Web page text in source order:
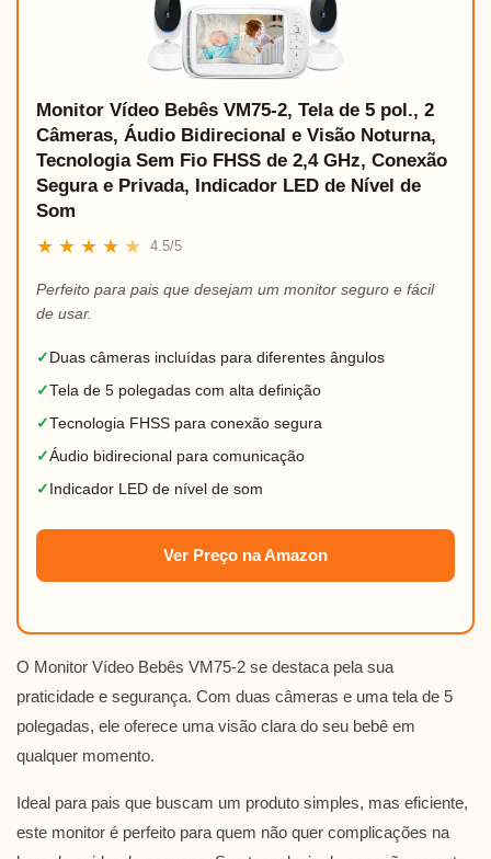
Monitor Vídeo Bebês VM75-2, Tela de 5 pol., 2
Câmeras, Áudio Bidirecional e Visão Noturna,
Tecnologia Sem Fio FHSS de 2,4 GHz, Conexão
Segura e Privada, Indicador LED de Nível de
Som
★ ★ ★ ★ ★ 4.5/5
Perfeito para pais que desejam um monitor seguro e fácil
de usar.
✓ Duas câmeras incluídas para diferentes ângulos
✓Tela de 5 polegadas com alta definição
✓Tecnologia FHSS para conexão segura
✓Áudio bidirecional para comunicação
✓ Indicador LED de nível de som
Ver Preço na Amazon
O Monitor Vídeo Bebês VM75-2 se destaca pela sua
praticidade e segurança. Com duas câmeras e uma tela de 5
polegadas, ele oferece uma visão clara do seu bebê em
qualquer momento.
Ideal para pais que buscam um produto simples, mas eficiente,
este monitor é perfeito para quem não quer complicações na